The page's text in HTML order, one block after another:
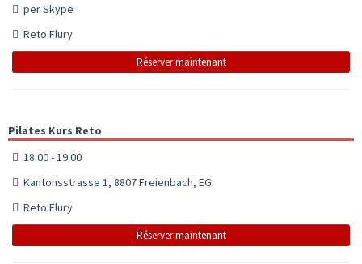
per Skype
Reto Flury
Réserver maintenant
Pilates Kurs Reto
18:00 - 19:00
Kantonsstrasse 1, 8807 Freienbach, EG
Reto Flury
Réserver maintenant